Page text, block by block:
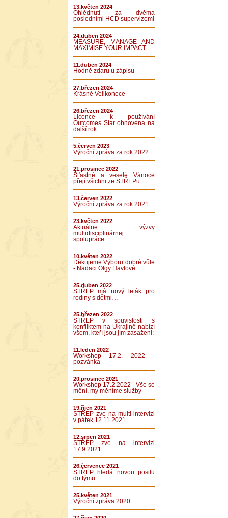
13.květen 2024
Ohlédnutí za dvěma
posledními HCD supervizemi
24.duben 2024
MEASURE, MANAGE AND
MAXIMISE YOUR IMPACT
11.duben 2024
Hodně zdaru u zápisu
27.březen 2024
Krásné Velikonoce
26.březen 2024
Licence k používání
Outcomes Star obnovena na
další rok
5.červen 2023
Výroční zpráva za rok 2022
21.prosinec 2022
Šťastné a veselé Vánoce
přejí všichni ze STŘEPu
13.červen 2022
Výroční zpráva za rok 2021
23.květen 2022
Aktuálne výzvy
multidisciplinárnej
spolupráce
10.květen 2022
Děkujeme Výboru dobré vůle
- Nadaci Olgy Havlové
25.duben 2022
STŘEP má nový leták pro
rodiny s dětmi…
25.březen 2022
STŘEP v souvislosti s
konfliktem na Ukrajině nabízí
všem, kteří jsou jím zasaženi:
11.leden 2022
Workshop 17.2. 2022 -
pozvánka
20.prosinec 2021
Workshop 17.2.2022 - Vše se
mění, my měníme služby
19.říjen 2021
STŘEP zve na multi-intervizi
v pátek 12.11.2021
12.srpen 2021
STŘEP zve na intervizi
17.9.2021
26.červenec 2021
STŘEP hledá novou posilu
do týmu
25.květen 2021
Výroční zpráva 2020